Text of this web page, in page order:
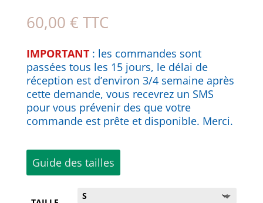
60,00 € TTC
IMPORTANT: les commandes sont
passées tous les 15 jours, le délai de
réception est d’environ 3/4 semaine après
cette demande, vous recevrez un SMS
pour vous prévenir des que votre
commande est prête et disponible. Merci.
Guide des tailles